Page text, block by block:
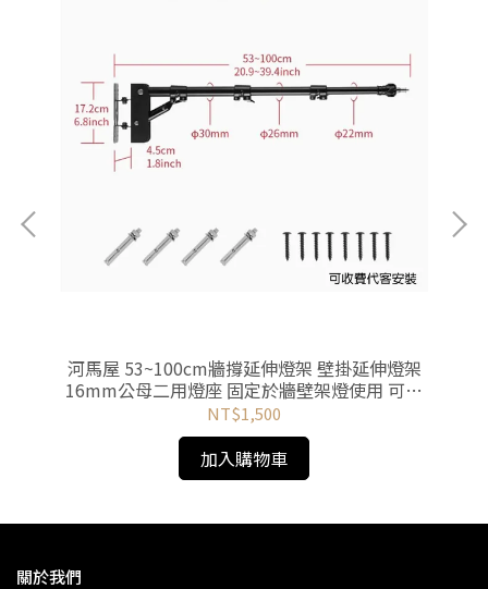
河馬屋 53~100cm牆撐延伸燈架 壁掛延伸燈架
16mm公母二用燈座 固定於牆壁架燈使用 可收
費代客安裝
NT$1,500
加入購物車
關於我們